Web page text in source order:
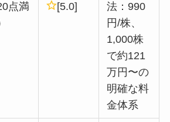
点満
[5.0]
法：990
円/株、
1,000株
で約121
万円〜の
明確な料
金体系